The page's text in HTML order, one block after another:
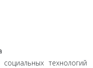
технологий